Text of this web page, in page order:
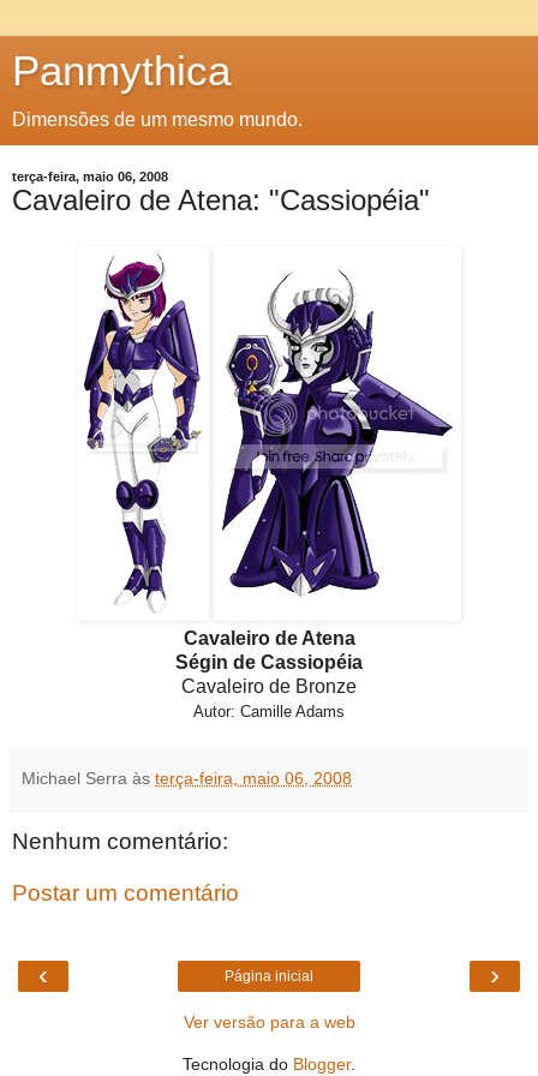
Panmythica
Dimensões de um mesmo mundo.
terça-feira, maio 06, 2008
Cavaleiro de Atena: "Cassiopéia"
Cavaleiro de Atena
Ségin de Cassiopéia
Cavaleiro de Bronze
Autor: Camille Adams
Michael Serra às terça-feira, maio 06, 2008
Nenhum comentário:
Postar um comentário
‹ ›
Página inicial
Ver versão para a web
Tecnologia do Blogger.